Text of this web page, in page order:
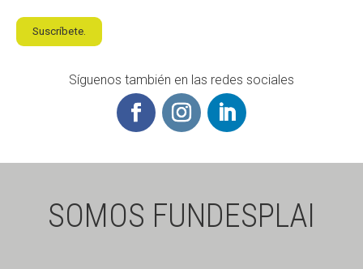
Suscríbete.
Síguenos también en las redes sociales
SOMOS FUNDESPLAI